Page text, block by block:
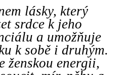
lásky, který
srdce k jeho
a umožňuje
k sobě i druhým.
ženskou energii,